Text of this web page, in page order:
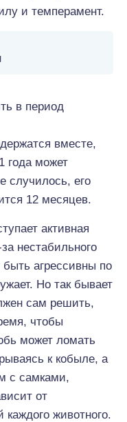
и темперамент.
в период
вместе,
года может
случилось, его
12 месяцев.
активная
нестабильного
агрессивны по
Но так бывает
сам решить,
чтобы
может ломать
к кобыле, а
с самками,
от
животного.